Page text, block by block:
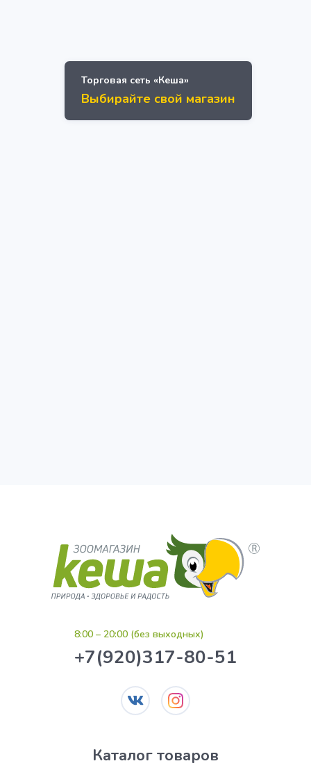
Торговая сеть «Кеша»
Выбирайте свой магазин
8:00 – 20:00 (без выходных)
+7(920)317-80-51
Каталог товаров